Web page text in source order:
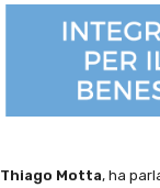
Thiago Motta, ha